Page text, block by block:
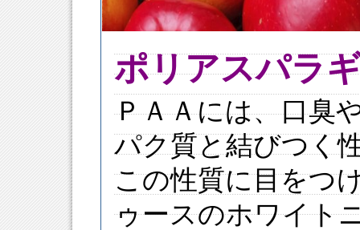
ポリアスパラ
ＰＡＡには、口臭
パク質と結びつく
この性質に目をつ
ゥースのホワイト